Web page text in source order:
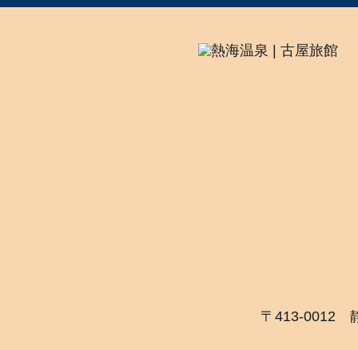
〒413-0012